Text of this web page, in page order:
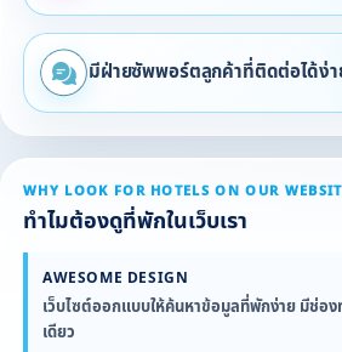
มีฝ่ายซัพพอร์ตลูกค้าที่ติดต่อได้ง่
WHY LOOK FOR HOTELS ON OUR
ทำไมต้องดูที่พักในเว็บเรา
AWESOME DESIGN
เว็บไซต์ออกแบบให้ค้นหาข้อมูลที่พักง่าย มีช่อ
เดียว